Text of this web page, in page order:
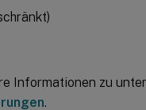
Informationen zu
.